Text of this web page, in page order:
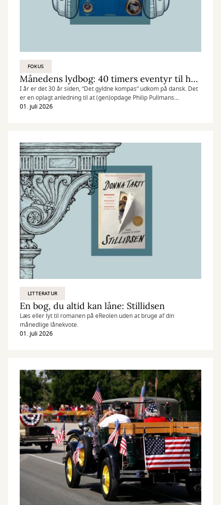
FOKUS
Månedens lydbog: 40 timers eventyr til hele familien
I år er det 30 år siden, “Det gyldne kompas” udkom på dansk. Det
er en oplagt anledning til at (gen)opdage Philip Pullmans
fantasytrilogi som lydbog – med over 40 timers eventyr i ørerne.
01. juli 2026
LITTERATUR
En bog, du altid kan låne: Stillidsen
Læs eller lyt til romanen på eReolen uden at bruge af din
månedlige lånekvote.
01. juli 2026